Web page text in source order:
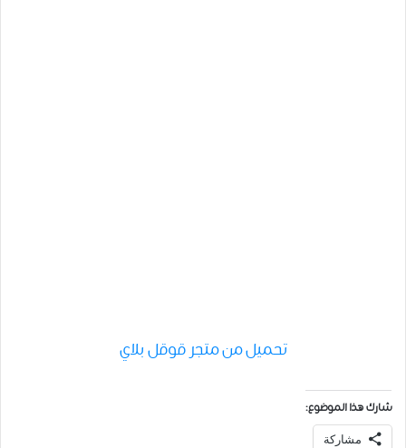
تحميل من متجر قوقل بلاي
شارك هذا الموضوع:
مشاركة